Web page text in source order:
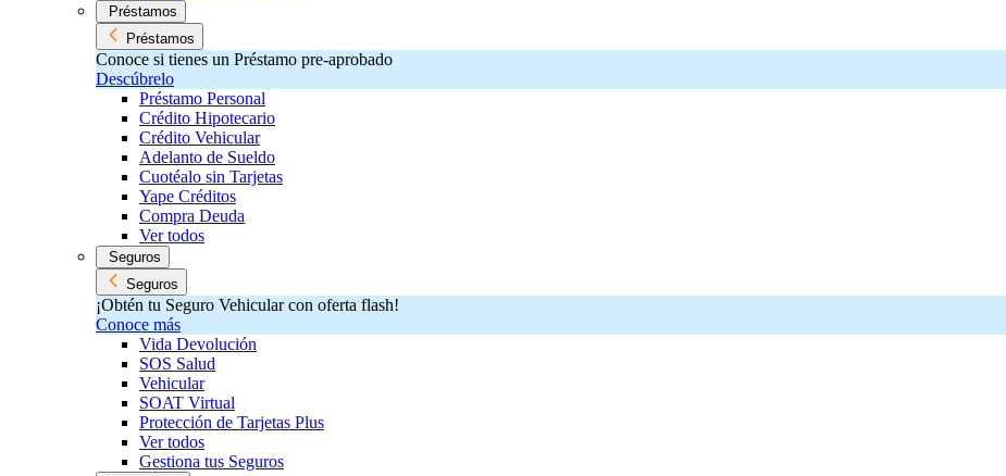
Préstamos
Préstamos
Conoce si tienes un Préstamo pre-aprobado
Descúbrelo
Préstamo Personal
Crédito Hipotecario
Crédito Vehicular
Adelanto de Sueldo
Cuotéalo sin Tarjetas
Yape Créditos
Compra Deuda
Ver todos
Seguros
Seguros
¡Obtén tu Seguro Vehicular con oferta flash!
Conoce más
Vida Devolución
SOS Salud
Vehicular
SOAT Virtual
Protección de Tarjetas Plus
Ver todos
Gestiona tus Seguros